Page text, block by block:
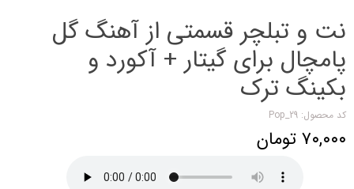
نت و تبلچر قسمتی از آهنگ گل
پامچال برای گیتار + آکورد و
بکینگ ترک
کد محصول: Pop_29
۷۰,۰۰۰ تومان